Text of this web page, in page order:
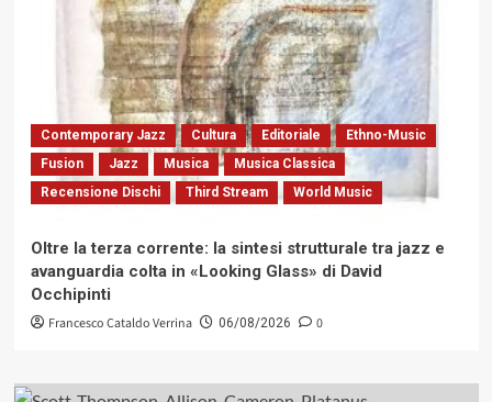
Contemporary Jazz Cultura Editoriale
Ethno-Music
Fusion
Jazz Musica
Musica Classica
Recensione Dischi
Third Stream World Music
Oltre la terza corrente: la sintesi strutturale tra jazz e
avanguardia colta in «Looking Glass» di David
Occhipinti
Francesco Cataldo Verrina 06/08/2026 0